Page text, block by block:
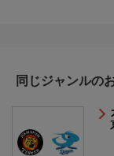
同じジャンルの